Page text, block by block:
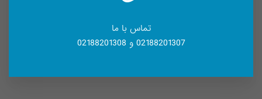
تماس با ما
02188201307 و 02188201308